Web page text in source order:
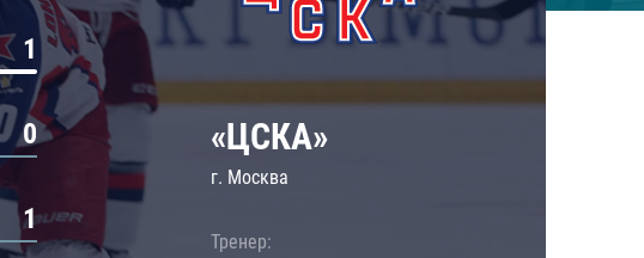
1
0
1
«ЦСКА»
г. Москва
Тренер: